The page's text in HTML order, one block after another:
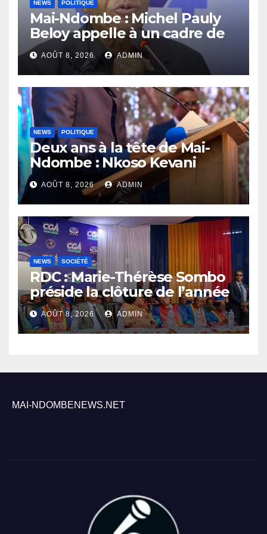
NEWS POLITIQUE
Mai-Ndombe : Michel Pauly
Beloy appelle à un cadre de
concertation avant la tenue
du dialogue inclusif
AOÛT 8, 2026 ADMIN
NEWS POLITIQUE
Deux ans à la tête de Mai-
Ndombe : Nkoso Kevani
défend son bilan et fait de la
sécurité sa priorité
AOÛT 8, 2026 ADMIN
NEWS SOCIÉTÉ
RDC : Marie-Thérèse Sombo
préside la clôture de l’année
académique 2025-2026 à
l’UNIKIN
AOÛT 8, 2026 ADMIN
MAI-NDOMBENEWS.NET